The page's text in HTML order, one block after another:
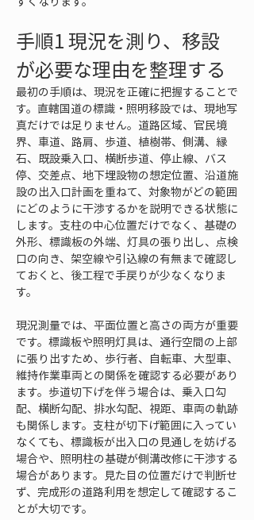
手順1 現況を測り、移設
が必要な理由を整理する
最初の手順は、現況を正確に把握することで
す。直轄国道の標識・照明移設では、現地写
真だけでは足りません。道路区域、官民境
界、車道、路肩、歩道、植樹帯、側溝、縁
石、既設乗入口、横断歩道、停止線、バス
停、交差点、地下埋設物の想定位置、沿道施
設の出入口計画を重ねて、対象物がどの範囲
にどのように干渉するかを説明できる状態に
します。支柱の中心位置だけでなく、基礎の
外形、標識板の外端、灯具の張り出し、点検
口の向き、架空線や引込線の有無まで確認し
ておくと、後工程で手戻りが少なくなりま
す。
現況測量では、平面位置と高さの両方が重要
です。標識板や照明灯具は、通行空間の上部
に張り出すため、歩行者、自転車、大型車、
維持作業車両との関係を確認する必要があり
ます。歩道切下げを伴う場合は、乗入口勾
配、横断勾配、排水勾配、視距、車両の軌跡
も関係します。支柱が切下げ範囲に入ってい
なくても、標識板が出入口の見通しを妨げる
場合や、照明柱の基礎が側溝改修に干渉する
場合があります。見た目の位置だけで判断せ
ず、完成形の道路利用を想定して確認するこ
とが大切です。